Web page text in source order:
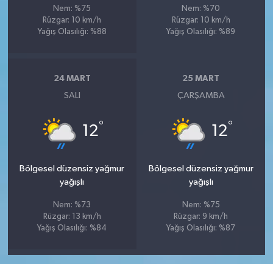
Nem: %75
Rüzgar: 10 km/h
Yağış Olasılığı: %88
Nem: %70
Rüzgar: 10 km/h
Yağış Olasılığı: %89
24 MART
SALI
12°
Bölgesel düzensiz yağmur
yağışlı
Nem: %73
Rüzgar: 13 km/h
Yağış Olasılığı: %84
25 MART
ÇARŞAMBA
12°
Bölgesel düzensiz yağmur
yağışlı
Nem: %75
Rüzgar: 9 km/h
Yağış Olasılığı: %87